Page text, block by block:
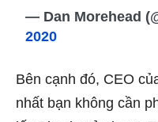
— Dan Morehead
2020
Bên cạnh đó, CEO
nhất bạn không cần